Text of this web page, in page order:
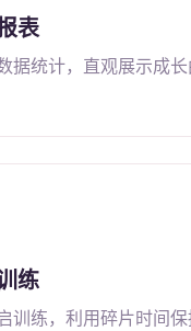
表
据统计，直观展示成
练
训练，利用碎片时间